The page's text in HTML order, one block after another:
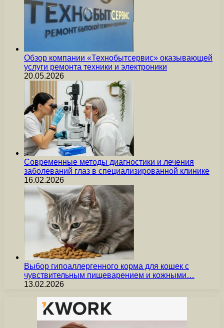
Обзор компании «Технобытсервис» оказывающей
услуги ремонта техники и электроники
20.05.2026
Современные методы диагностики и лечения
заболеваний глаз в специализированной клинике
16.02.2026
Выбор гипоаллергенного корма для кошек с
чувствительным пищеварением и кожными…
13.02.2026